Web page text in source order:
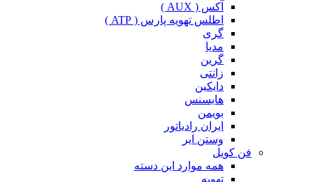
آکس ( AUX )
اطلس تهویه پارس ( ATP )
گری
مدیا
گرین
زانتی
دایکین
هایسنس
بویمن
ایران رادیاتور
وستن ایر
فن کویل
همه موارد این دسته
تهویه